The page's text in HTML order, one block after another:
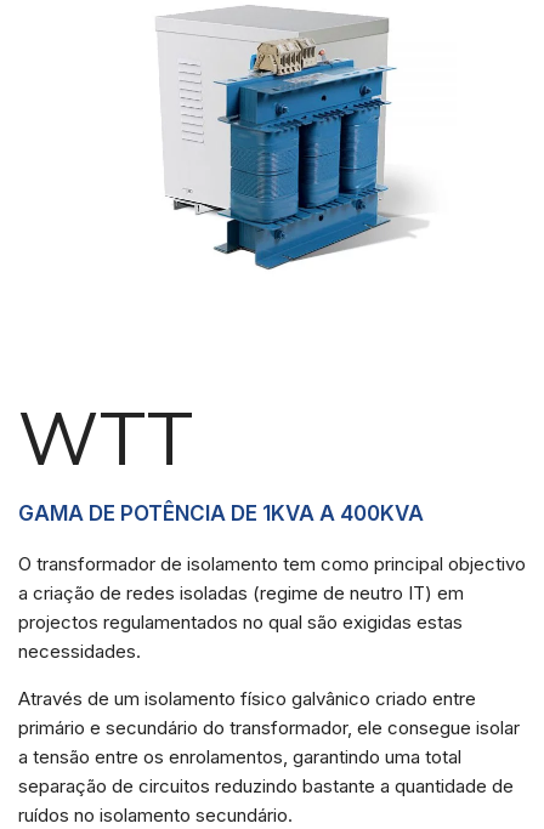
WTT
GAMA DE POTÊNCIA DE 1KVA A 400KVA
O transformador de isolamento tem como principal objectivo
a criação de redes isoladas (regime de neutro IT) em
projectos regulamentados no qual são exigidas estas
necessidades.
Através de um isolamento físico galvânico criado entre
primário e secundário do transformador, ele consegue isolar
a tensão entre os enrolamentos, garantindo uma total
separação de circuitos reduzindo bastante a quantidade de
ruídos no isolamento secundário.
Necessárias
Esses cookies
não são
melhorar a
e estrutura do
site, com
base na forma
de utilização
Experiência
Para que o
nosso site
funcione o